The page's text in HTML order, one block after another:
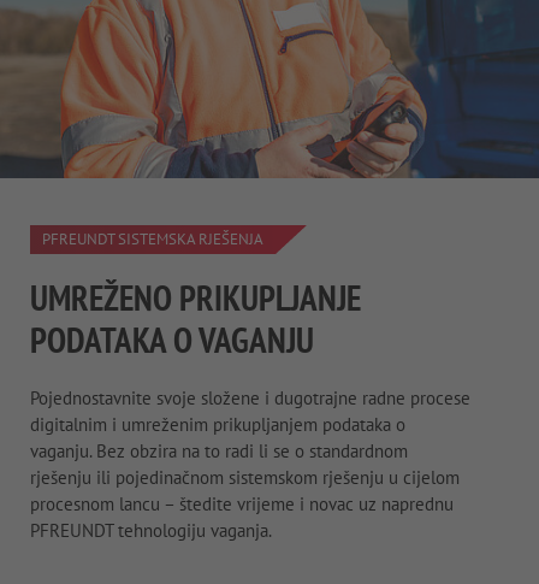
PFREUNDT SISTEMSKA RJEŠENJA
UMREŽENO PRIKUPLJANJE
PODATAKA O VAGANJU
Pojednostavnite svoje složene i dugotrajne radne procese
digitalnim i umreženim prikupljanjem podataka o
vaganju. Bez obzira na to radi li se o standardnom
rješenju ili pojedinačnom sistemskom rješenju u cijelom
procesnom lancu – štedite vrijeme i novac uz naprednu
PFREUNDT tehnologiju vaganja.